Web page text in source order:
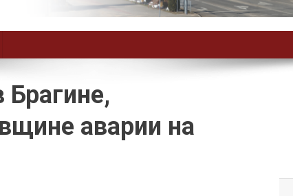
аварии на